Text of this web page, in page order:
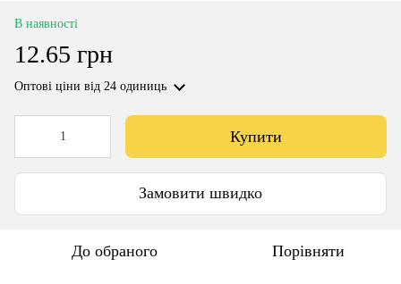
В наявності
12.65 грн
Оптові ціни від 24 одиниць
Купити
Замовити швидко
До обраного Порівняти